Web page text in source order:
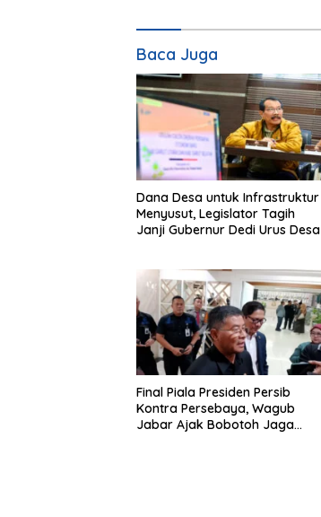
Baca Juga
Dana Desa untuk Infrastruktur
Menyusut, Legislator Tagih
Janji Gubernur Dedi Urus Desa
Final Piala Presiden Persib
Kontra Persebaya, Wagub
Jabar Ajak Bobotoh Jaga